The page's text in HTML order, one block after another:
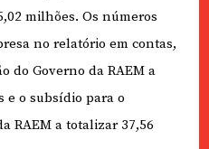
milhões. Os números
no relatório em contas,
do Governo da RAEM a
e o subsídio para o
RAEM a totalizar 37,56